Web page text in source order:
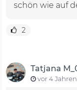
schön wie auf
2
Tatjana
vor 4 Jahren